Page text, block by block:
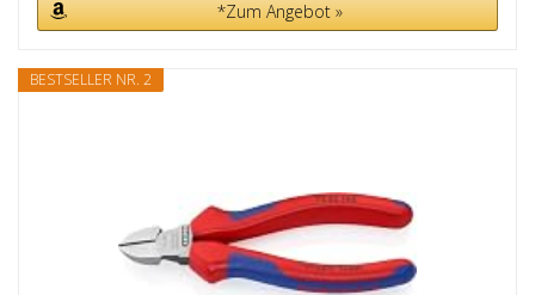
*Zum Angebot »
BESTSELLER NR. 2